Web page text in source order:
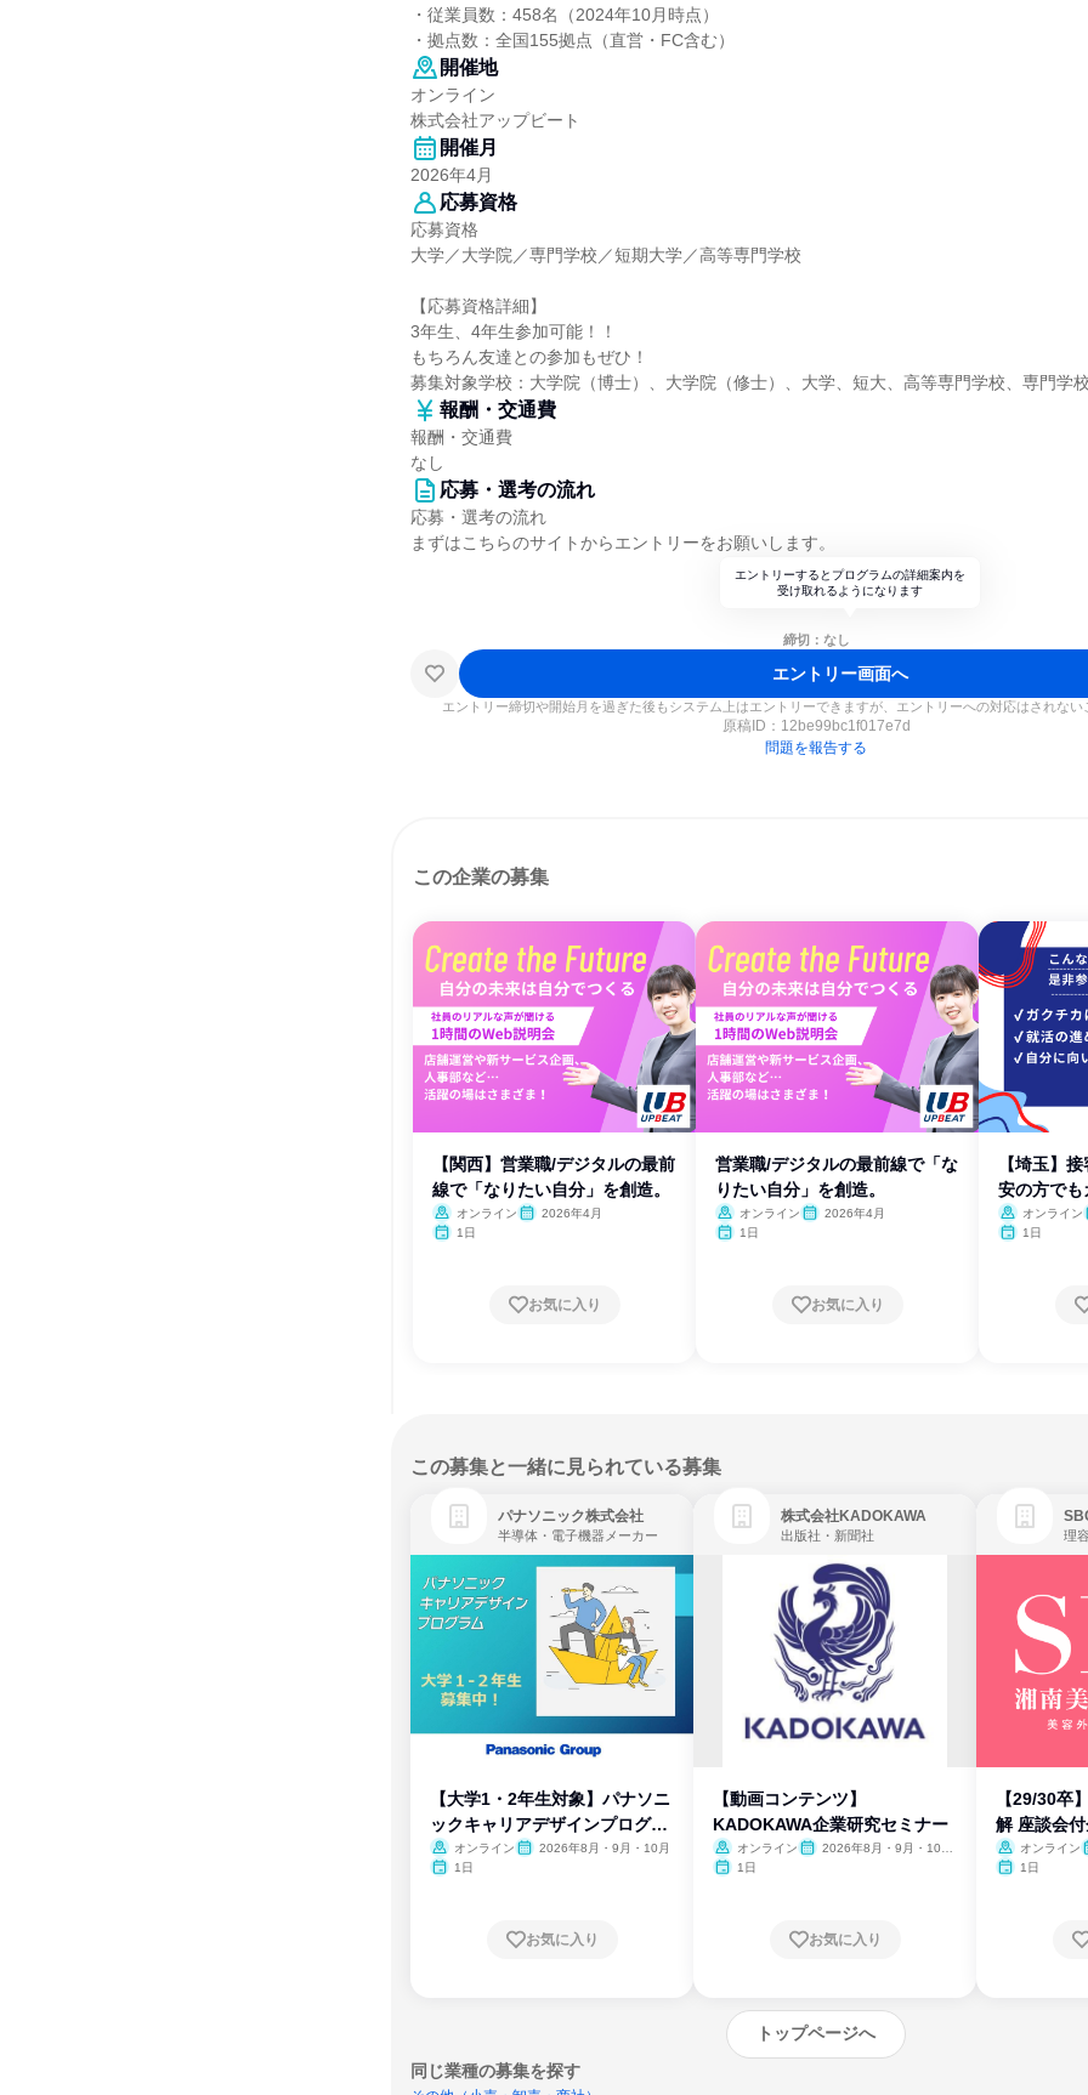
・従業員数：458名（2024年10月時点）
・拠点数：全国155拠点（直営・FC含む）
開催地
オンライン
株式会社アップビート
開催月
2026年4月
応募資格
応募資格
大学／大学院／専門学校／短期大学／高等専門学校
【応募資格詳細】
3年生、4年生参加可能！！
もちろん友達との参加もぜひ！
募集対象学校：大学院（博士）、大学院（修士）、大学、短大、高等専門学校、専門学校
報酬・交通費
報酬・交通費
なし
応募・選考の流れ
応募・選考の流れ
まずはこちらのサイトからエントリーをお願いします。
エントリーするとプログラムの詳細案内を
受け取れるようになります
締切：なし
エントリー画面へ
エントリー締切や開始月を過ぎた後もシステム上はエントリーできますが、エントリーへの対応はされない
原稿ID： 12be99bc1f017e7d
問題を報告する
この企業の募集
【関西】営業職/デジタルの最前
線で「なりたい自分」を創造。
オンライン
2026年4月
1日
お気に入り
営業職/デジタルの最前線で「な
りたい自分」を創造。
オンライン
2026年4月
1日
お気に入り
【埼玉】
安の方でも
オンライン
1日
この募集と一緒に見られている募集
パナソニック株式会社
半導体・電子機器メーカー
【大学1・2年生対象】パナソニ
ックキャリアデザインプログラ
ム
オンライン
2026年8月・9月・10月
1日
お気に入り
株式会社KADOKAWA
出版社・新聞社
【動画コンテンツ】
KADOKAWA企業研究セミナー
オンライン
2026年8月・9月・10
1日
お気に入り
【29/30卒
解 座談会
オンライン
1日
トップページへ
同じ業種の募集を探す